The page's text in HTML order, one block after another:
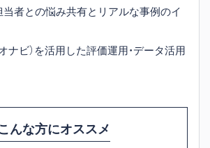
当者との悩み共有とリアルな事例のイ
ナビ）を活用した評価運用・データ活用
んな方にオススメ